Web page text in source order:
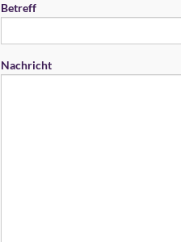
Betreff
Nachricht